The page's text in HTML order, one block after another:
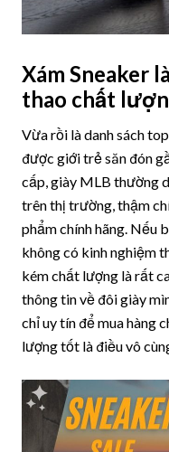
Xám Sneaker
thao chất
Vừa rồi là danh sách
được giới trẻ săn đón
cấp, giày MLB thường
trên thị trường, thậm
phẩm chính hãng. Nếu
không có kinh nghiệm
kém chất lượng là rất
thông tin về đôi giày
chỉ uy tín để mua hàng
lượng tốt là điều vô